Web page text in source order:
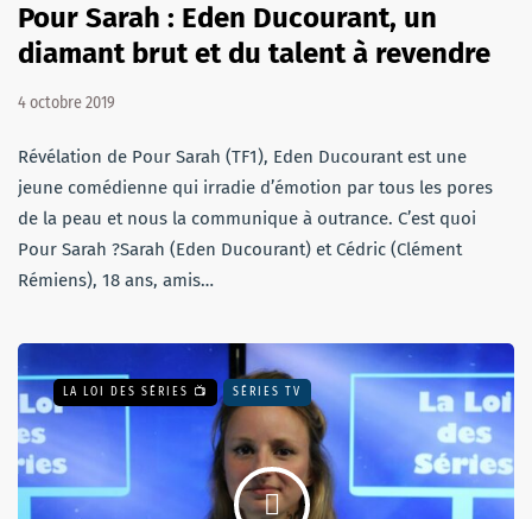
Pour Sarah : Eden Ducourant, un
diamant brut et du talent à revendre
4 octobre 2019
Révélation de Pour Sarah (TF1), Eden Ducourant est une
jeune comédienne qui irradie d’émotion par tous les pores
de la peau et nous la communique à outrance. C’est quoi
Pour Sarah ?Sarah (Eden Ducourant) et Cédric (Clément
Rémiens), 18 ans, amis…
LA LOI DES SÉRIES 📺 SÉRIES TV